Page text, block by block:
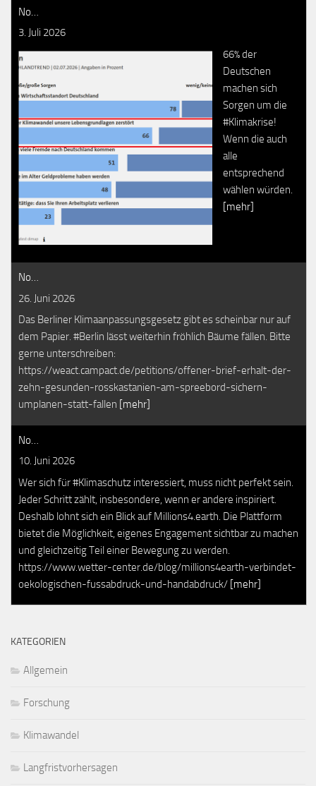
No…
3. Juli 2026
66% der
Deutschen
machen sich
Sorgen um die
#Klimakrise!
Wenn die auch
alle
entsprechend
wählen würden.
[mehr]
No…
26. Juni 2026
Das Berliner Klimaanpassungsgesetz gibt es scheinbar nur auf
dem Papier. #Berlin lässt weiterhin fröhlich Bäume fällen. Bitte
gerne unterschreiben:
https://weact.campact.de/petitions/offener-brief-erhalt-der-
zehn-gesunden-rosskastanien-am-spreebord-sichern-
umplanen-statt-fallen [mehr]
No…
10. Juni 2026
Wer sich für #Klimaschutz interessiert, muss nicht perfekt sein.
Jeder Schritt zählt, insbesondere, wenn er andere inspiriert.
Deshalb lohnt sich ein Blick auf Millions4.earth. Die Plattform
bietet die Möglichkeit, eigenes Engagement sichtbar zu machen
und gleichzeitig Teil einer Bewegung zu werden.
https://www.wetter-center.de/blog/millions4earth-verbindet-
oekologischen-fussabdruck-und-handabdruck/ [mehr]
KATEGORIEN
Allgemein
Forschung
Klimawandel
Langfristvorhersagen